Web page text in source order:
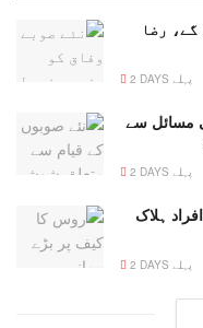
رضا
2 DAYS پہلے
مسائل سے
2 DAYS پہلے
ہلاک
2 DAYS پہلے